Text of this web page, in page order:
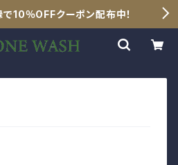
10％OFFクーポン配布中！